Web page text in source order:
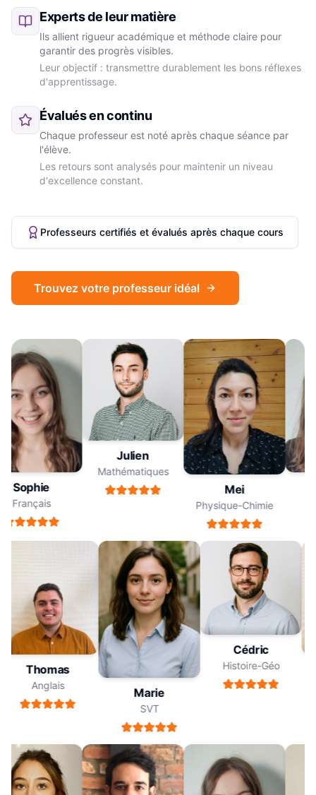
Sophie
Français
Julien
Mathématiques
Mei
Physique-Chimie
Thomas
Anglais
Marie
SVT
Cédric
Histoire-Géo
Experts de leur matière
Ils allient rigueur académique et méthode claire pour
garantir des progrès visibles.
Leur objectif : transmettre durablement les bons réflexes
d'apprentissage.
Évalués en continu
Chaque professeur est noté après chaque séance par
l'élève.
Les retours sont analysés pour maintenir un niveau
d'excellence constant.
Professeurs certifiés et évalués après chaque cours
Trouvez votre professeur idéal